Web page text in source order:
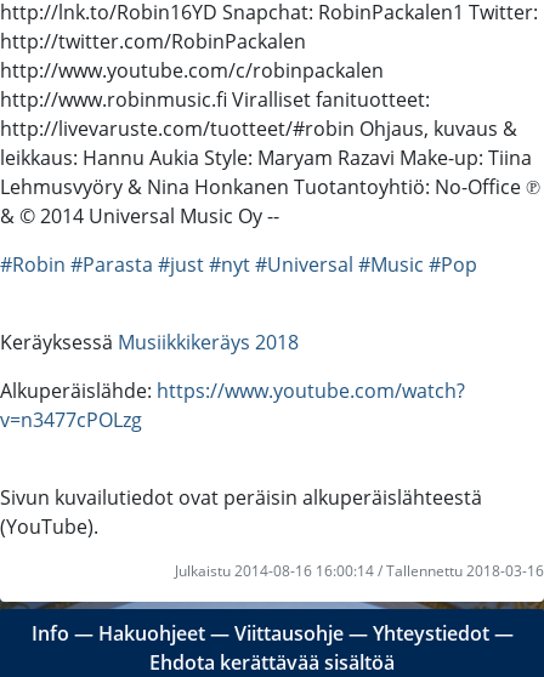
http://lnk.to/Robin16YD Snapchat: RobinPackalen1 Twitter:
http://twitter.com/RobinPackalen
http://www.youtube.com/c/robinpackalen
http://www.robinmusic.fi Viralliset fanituotteet:
http://livevaruste.com/tuotteet/#robin Ohjaus, kuvaus &
leikkaus: Hannu Aukia Style: Maryam Razavi Make-up: Tiina
Lehmusvyöry & Nina Honkanen Tuotantoyhtiö: No-Office ℗
& © 2014 Universal Music Oy --
#Robin #Parasta #just#nyt#Universal #Music #Pop
Keräyksessä Musiikkikeräys 2018
Alkuperäislähde: https://www.youtube.com/watch?
v=n3477cPOLzg
Sivun kuvailutiedot ovat peräisin alkuperäislähteestä
(YouTube).
Julkaistu 2014-08-16 16:00:14 / Tallennettu 2018-03-16
Info ― Hakuohjeet―Viittausohje―Yhteystiedot―
Ehdota kerättävää sisältöä